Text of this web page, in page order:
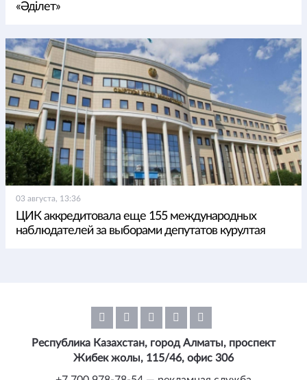
«Әділет»
03 августа, 13:36
ЦИК аккредитовала еще 155 международных
наблюдателей за выборами депутатов курултая
Республика Казахстан, город Алматы, проспект
Жибек жолы, 115/46, офис 306